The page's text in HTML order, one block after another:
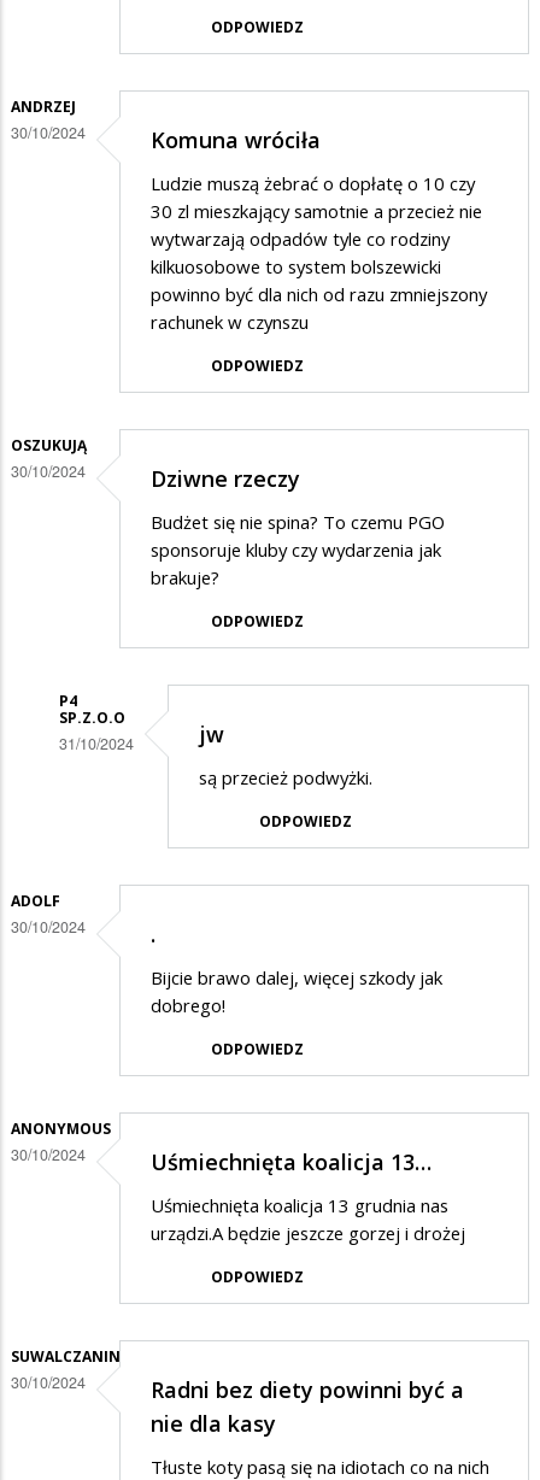
ODPOWIEDZ
ANDRZEJ
30/10/2024 Komuna wróciła
Ludzie muszą żebrać o dopłatę o 10 czy
30 zl mieszkający samotnie a przecież nie
wytwarzają odpadów tyle co rodziny
kilkuosobowe to system bolszewicki
powinno być dla nich od razu zmniejszony
rachunek w czynszu
ODPOWIEDZ
OSZUKUJĄ
30/10/2024 Dziwne rzeczy
Budżet się nie spina? To czemu PGO
sponsoruje kluby czy wydarzenia jak
brakuje?
ODPOWIEDZ
P4
SP.Z.O.O
31/10/2024
odpowiedzi
jw
są przecież podwyżki.
ODPOWIEDZ
ADOLF
30/10/2024 .
Bijcie brawo dalej, więcej szkody jak
dobrego!
ODPOWIEDZ
ANONYMOUS
30/10/2024 Uśmiechnięta koalicja 13…
Uśmiechnięta koalicja 13 grudnia nas
urządzi.A będzie jeszcze gorzej i drożej
ODPOWIEDZ
SUWALCZANIN
30/10/2024
Radni bez diety powinni być a
nie dla kasy
Tłuste koty pasą się na idiotach co na nich